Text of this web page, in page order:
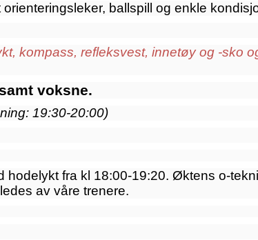
ballspill og enkle
kompass, refleksvest, innetøy og -sko
voksne.
19:30-20:00)
hodelykt fra kl 18:00-19:20. Øktens o-
av våre trenere.